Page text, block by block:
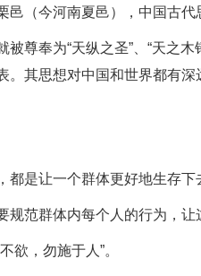
（今河南夏邑），中国古代
尊奉为“天纵之圣”、“天之
其思想对中国和世界都有深
是让一个群体更好地生存下
规范群体内每个人的行为，
欲，勿施于人”。